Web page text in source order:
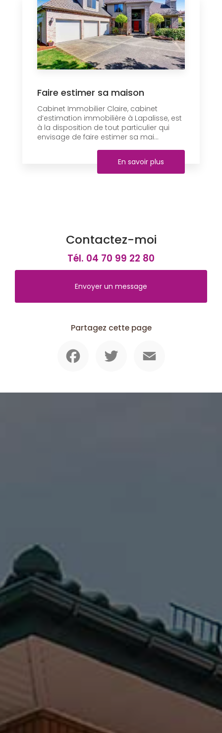
Faire estimer sa maison
Cabinet Immobilier Claire, cabinet
d’estimation immobilière à Lapalisse, est
à la disposition de tout particulier qui
envisage de faire estimer sa mai...
En savoir plus
Contactez-moi
Tél. 04 70 99 22 80
Envoyer un message
Partagez cette page